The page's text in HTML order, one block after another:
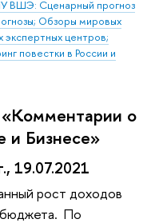
ВШЭ: Сценарный прогноз
Обзоры мировых
экспертных центров;
повестки в России и
о
и Бизнесе»
19.07.2021
рост доходов
По